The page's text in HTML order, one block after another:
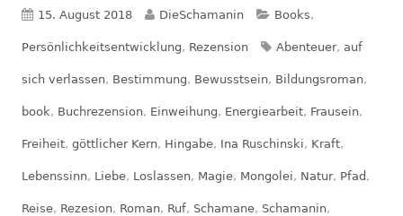
Veröffentlicht
am
15. August 2018 Autor
DieSchamanin Kategorien
Books,
Persönlichkeitsentwicklung, Rezension Schlagwörter
Abenteuer, auf
sich verlassen, Bestimmung, Bewusstsein, Bildungsroman,
book, Buchrezension, Einweihung, Energiearbeit, Frausein,
Freiheit, göttlicher Kern, Hingabe, Ina Ruschinski, Kraft,
Lebenssinn, Liebe, Loslassen, Magie, Mongolei, Natur, Pfad ,
Reise, Rezesion, Roman, Ruf, Schamane, Schamanin,